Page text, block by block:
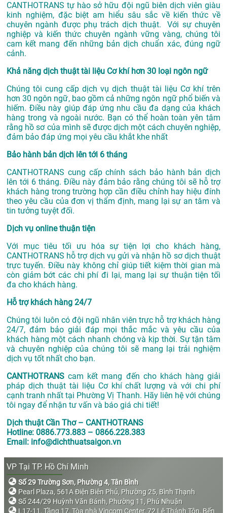
CANTHOTRANS tự hào sở hữu đội ngũ biên dịch viên giàu
kinh nghiệm, đặc biệt am hiểu sâu sắc về kiến thức về
chuyên ngành được phụ trách dịch thuật. Với sự chuyên
nghiệp và kiến thức chuyên ngành vững vàng, chúng tôi
cam kết mang đến những bản dịch chuẩn xác, đúng ngữ
cảnh.
Khả năng dịch thuật tài liệu Cơ khí hơn 30 loại ngôn ngữ
Chúng tôi cung cấp dịch vụ dịch thuật tài liệu Cơ khí trên
hơn 30 ngôn ngữ, bao gồm cả những ngôn ngữ phổ biến và
hiếm. Điều này giúp đáp ứng nhu cầu đa dạng của khách
hàng trong và ngoài nước. Bạn có thể hoàn toàn yên tâm
rằng hồ sơ của mình sẽ được dịch một cách chuyên nghiệp,
đảm bảo đáp ứng mọi yêu cầu khắt khe nhất
Bảo hành bản dịch lên tới 6 tháng
CANTHOTRANS cung cấp chính sách bảo hành bản dịch
lên tới 6 tháng. Điều này đảm bảo rằng chúng tôi sẽ hỗ trợ
khách hàng trong trường hợp cần điều chỉnh hay hiệu đính
theo yêu cầu của đơn vị thẩm định, mang lại sự an tâm và
tin tưởng tuyệt đối.
Dịch vụ online thuận tiện
Với mục tiêu tối ưu hóa sự tiện lợi cho khách hàng,
CANTHOTRANS hỗ trợ dịch vụ gửi và nhận hồ sơ dịch thuật
trực tuyến. Điều này không chỉ giúp tiết kiệm thời gian mà
còn giảm bớt các chi phí đi lại, mang lại sự thuận tiện tối
đa cho khách hàng.
Hỗ trợ khách hàng 24/7
Chúng tôi luôn có đội ngũ nhân viên trực hỗ trợ khách hàng
24/7, đảm bảo giải đáp mọi thắc mắc và yêu cầu của
khách hàng một cách nhanh chóng và kịp thời. Sự tận tâm
và chuyên nghiệp của chúng tôi sẽ mang lại trải nghiệm
dịch vụ tốt nhất cho bạn.
CANTHOTRANS cam kết mang đến cho khách hàng giải
pháp dịch thuật tài liệu Cơ khí chất lượng và với chi phí
cạnh tranh nhất tại Phường Vị Thanh. Hãy liên hệ với chúng
tôi ngay để nhận tư vấn và báo giá chi tiết!
Dịch thuật Cần Thơ – CANTHOTRANS
Hotline: 0886.773.883 – 0866.228.383
Email: info@dichthuatsaigon.vn
VP Tại TP. Hồ Chí Minh
Số 29 Trường Sơn, Phường 4, Tân Bình
Pearl Plaza, 561A Điện Biên Phủ, Phường 25, Bình Thạnh
Số 244/29 Huỳnh Văn Bánh, Phường 11, Phú Nhuận
L17-11, Tầng 17, Tòa nhà Vincom Center, 72 Lê Thánh Tôn, Bến